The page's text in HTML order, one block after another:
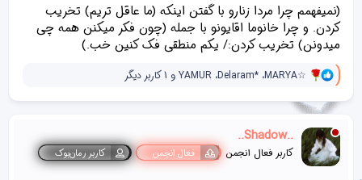
(نمیفهمم چرا مردا زنارو با گفتن اینکه (ما عاقل تریم) تخریب
کردن. و چرا خانوما اقایونو با جمله (چون فکر میکنن همه چی
میدونن) تخریب کردن:/ یکم منطقی فک کنین خب.)
و
ک
ن
ه
ا
[
MARYA☆، Delaram*، YAMUR و 1 کاربر دیگر
..Shadow..
کاربر فعال انجمن فعال انجمن کاربر رمان‌بوک